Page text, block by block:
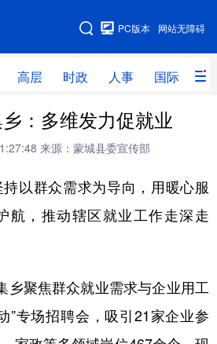
网站无障碍
PC版本
高层 时政 人事 国际 财
网站地图
时政 人事
网评
库 全球连线 教育
量子 体育
图片 政务
件 金融 汽车
：多维发力促就业
来源：蒙城县委宣传部
以群众需求为导向，用暖心服
航，推动辖区就业工作走深走
聚焦群众就业需求与企业用工
”专场招聘会，吸引21家企业参